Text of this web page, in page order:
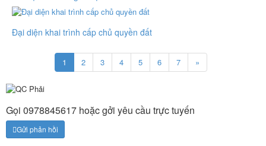
Đại diện khai trình cấp chủ quyền đất
1 2 3 4 5 6 7 »
Gọi 0978845617 hoặc gởi yêu cầu trực tuyến
Gửi phản hồi